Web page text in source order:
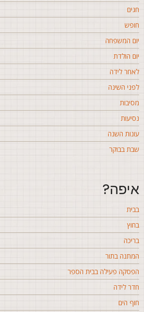
המשפחה
הולדת
לידה
השינה
השנה
בבוקר
בתור
פעילה בבית הספר
לידה
הים